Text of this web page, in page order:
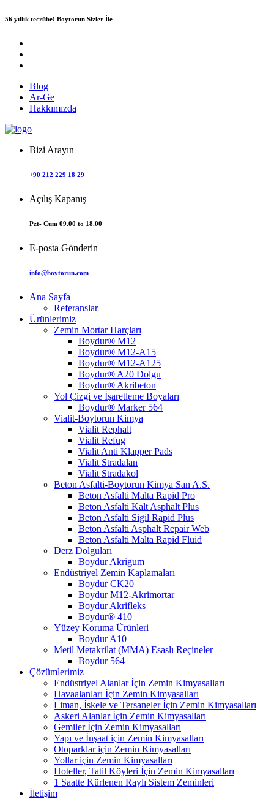
56 yıllık tecrübe! Boytorun Sizler İle
Blog
Ar-Ge
Hakkımızda
Bizi Arayın
+90 212 229 18 29
Açılış Kapanış
Pzt- Cum 09.00 to 18.00
E-posta Gönderin
info@boytorun.com
Ana Sayfa
Referanslar
Ürünlerimiz
Zemin Mortar Harçları
Boydur® M12
Boydur® M12-A15
Boydur® M12-A125
Boydur® A20 Dolgu
Boydur® Akribeton
Yol Çizgi ve İşaretleme Boyaları
Boydur® Marker 564
Vialit-Boytorun Kimya
Vialit Rephalt
Vialit Refug
Vialit Anti Klapper Pads
Vialit Stradalan
Vialit Stradakol
Beton Asfalti-Boytorun Kimya San A.S.
Beton Asfalti Malta Rapid Pro
Beton Asfalti Kalt Asphalt Plus
Beton Asfalti Sigil Rapid Plus
Beton Asfalti Asphalt Repair Web
Beton Asfalti Malta Rapid Fluid
Derz Dolguları
Boydur Akrigum
Endüstriyel Zemin Kaplamaları
Boydur CK20
Boydur M12-Akrimortar
Boydur Akrifleks
Boydur® 410
Yüzey Koruma Ürünleri
Boydur A10
Metil Metakrilat (MMA) Esaslı Reçineler
Boydur 564
Çözümlerimiz
Endüstriyel Alanlar İçin Zemin Kimyasalları
Havaalanları İçin Zemin Kimyasalları
Liman, İskele ve Tersaneler İçin Zemin Kimyasalları
Askeri Alanlar İçin Zemin Kimyasalları
Gemiler İçin Zemin Kimyasalları
Yapı ve İnşaat için Zemin Kimyasalları
Otoparklar için Zemin Kimyasalları
Yollar için Zemin Kimyasalları
Hoteller, Tatil Köyleri İçin Zemin Kimyasalları
1 Saatte Kürlenen Raylı Sistem Zeminleri
İletişim